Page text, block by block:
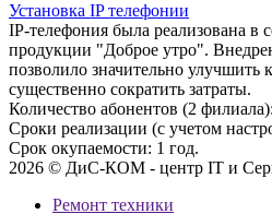
Установка IP телефонии
IP-телефония была реализована в
продукции "Доброе утро".
позволило значительно улучшить
существенно сократить затраты.
Количество абонентов (2
Сроки реализации (с учетом
Срок окупаемости: 1 год.
2026 © ДиС-КОМ - центр IT и
Ремонт техники